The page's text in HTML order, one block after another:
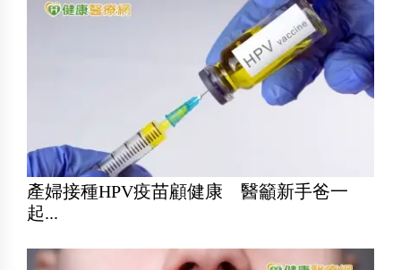
產婦接種HPV疫苗顧健康 醫籲新手爸一
起...